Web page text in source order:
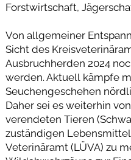
Forstwirtschaft,
Von allgemeiner
Sicht des
Ausbruchherden 2024
werden. Aktuell kämpfe
Seuchengeschehen
Daher sei es weiterhin
verendeten Tieren
zuständigen
Veterinäramt (LÜVA) zu